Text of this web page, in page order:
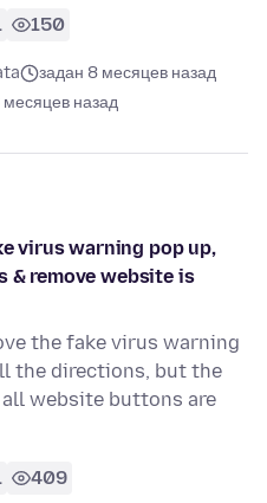
150
задан 8 месяцев назад
месяцев назад
virus warning pop up,
& remove website is
the fake virus warning
the directions, but the
all website buttons are
409